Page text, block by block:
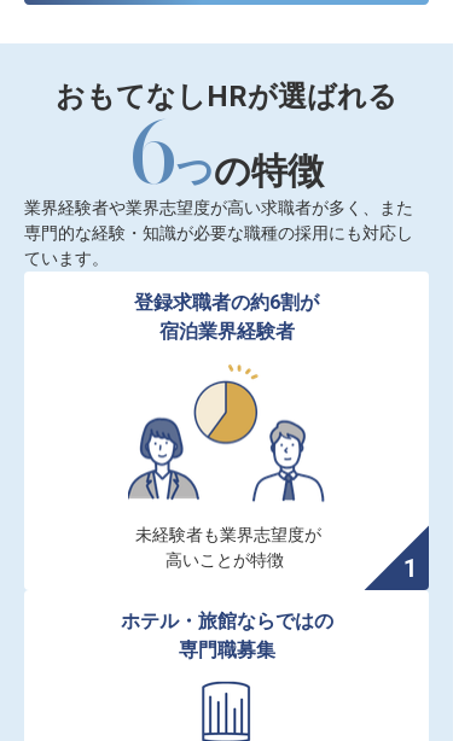
おもてなしHRが選ばれる
6つの特徴
業界経験者や業界志望度が高い求職者が多く、また
専門的な経験・知識が必要な職種の採用にも対応し
ています。
登録求職者の約6割が
宿泊業界経験者
未経験者も業界志望度が
高いことが特徴
ホテル・旅館ならではの
専門職募集